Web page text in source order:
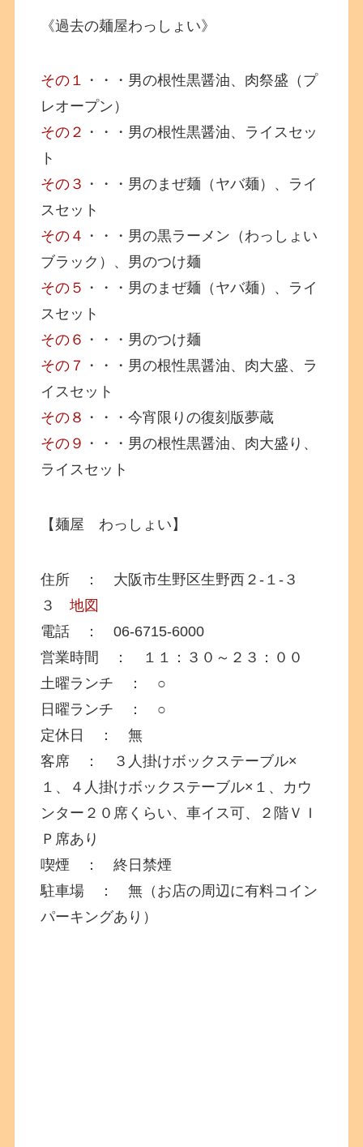
《過去の麺屋わっしょい》
その１ ・・・男の根性黒醤油、肉祭盛（プ
レオープン）
その２ ・・・男の根性黒醤油、ライスセッ
ト
その３ ・・・男のまぜ麺（ヤバ麺）、ライ
スセット
その４ ・・・男の黒ラーメン（わっしょい
ブラック）、男のつけ麺
その５ ・・・男のまぜ麺（ヤバ麺）、ライ
スセット
その６ ・・・男のつけ麺
その７ ・・・男の根性黒醤油、肉大盛、ラ
イスセット
その８ ・・・今宵限りの復刻版夢蔵
その９ ・・・男の根性黒醤油、肉大盛り、
ライスセット
【麺屋 わっしょい】
住所 ： 大阪市生野区生野西２-１-３
３地図
電話 ： 06-6715-6000
営業時間 ： １１：３０～２３：００
土曜ランチ ： ○
日曜ランチ ： ○
定休日 ： 無
客席 ： ３人掛けボックステーブル×
１、４人掛けボックステーブル×１、カウ
ンター２０席くらい、車イス可、２階ＶＩ
Ｐ席あり
喫煙 ： 終日禁煙
駐車場 ： 無（お店の周辺に有料コイン
パーキングあり）